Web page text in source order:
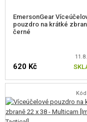
PŘEPRAVNÍ
POUZDRA NA
KUFRY NA
EmersonGear
pouzdro na krátké
černé
620 Kč
Kód